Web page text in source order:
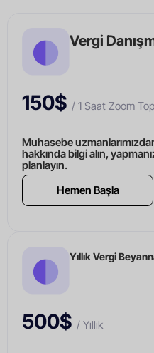
Vergi
150$ / 1 Saat Zoom
Muhasebe
hakkında bilgi alın,
planlayın.
Hemen Başla
Yıllık Vergi
500$ / Yıllık